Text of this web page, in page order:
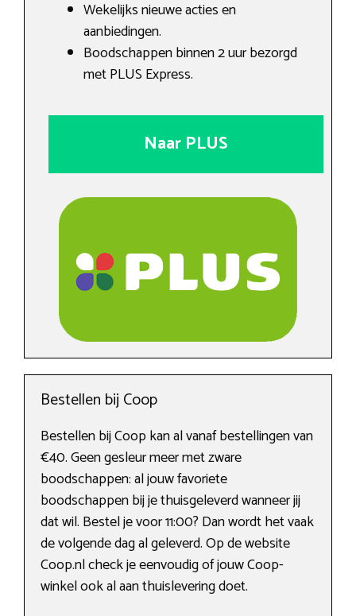
Wekelijks nieuwe acties en
aanbiedingen.
Boodschappen binnen 2 uur bezorgd
met PLUS Express.
Naar PLUS
Bestellen bij Coop
Bestellen bij Coop kan al vanaf bestellingen van
€40. Geen gesleur meer met zware
boodschappen: al jouw favoriete
boodschappen bij je thuisgeleverd wanneer jij
dat wil. Bestel je voor 11:00? Dan wordt het vaak
de volgende dag al geleverd. Op de website
Coop.nl check je eenvoudig of jouw Coop-
winkel ook al aan thuislevering doet.